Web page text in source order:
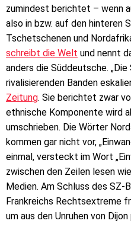
zumindest berichtet – wenn
also in bzw. auf den hinteren
Tschetschenen und
schreibt die Welt und nennt
anders die Süddeutsche.
rivalisierenden Banden
Zeitung. Sie berichtet zwar
ethnische Komponente wird
umschrieben. Die Wörter
kommen gar nicht vor,
einmal, versteckt im Wort
zwischen den Zeilen lesen
Medien. Am Schluss des SZ-
Frankreichs Rechtsextreme
um aus den Unruhen von